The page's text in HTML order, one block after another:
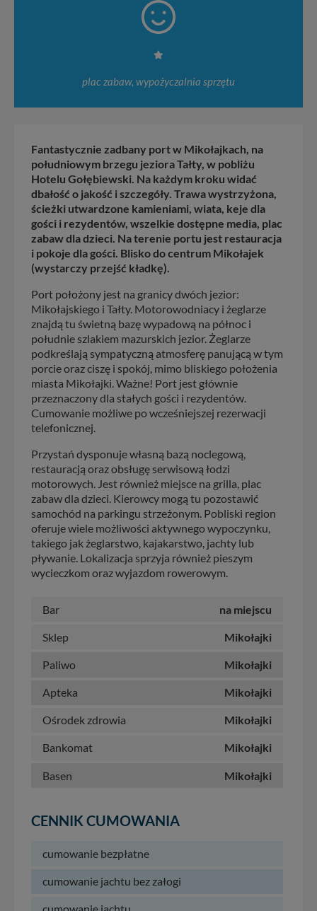
plac zabaw, wypożyczalnia sprzętu
Fantastycznie zadbany port w Mikołajkach, na
południowym brzegu jeziora Tałty, w pobliżu
Hotelu Gołębiewski. Na każdym kroku widać
dbałość o jakość i szczegóły. Trawa wystrzyżona,
ścieżki utwardzone kamieniami, wiata, keje dla
gości i rezydentów, wszelkie dostępne media, plac
zabaw dla dzieci. Na terenie portu jest restauracja
i pokoje dla gości. Blisko do centrum Mikołajek
(wystarczy przejść kładkę).
Port położony jest na granicy dwóch jezior:
Mikołajskiego i Tałty. Motorowodniacy i żeglarze
znajdą tu świetną bazę wypadową na północ i
południe szlakiem mazurskich jezior. Żeglarze
podkreślają sympatyczną atmosferę panującą w tym
porcie oraz ciszę i spokój, mimo bliskiego położenia
miasta Mikołajki. Ważne! Port jest głównie
przeznaczony dla stałych gości i rezydentów.
Cumowanie możliwe po wcześniejszej rezerwacji
telefonicznej.
Przystań dysponuje własną bazą noclegową,
restauracją oraz obsługę serwisową łodzi
motorowych. Jest również miejsce na grilla, plac
zabaw dla dzieci. Kierowcy mogą tu pozostawić
samochód na parkingu strzeżonym. Pobliski region
oferuje wiele możliwości aktywnego wypoczynku,
takiego jak żeglarstwo, kajakarstwo, jachty lub
pływanie. Lokalizacja sprzyja również pieszym
wycieczkom oraz wyjazdom rowerowym.
Bar na miejscu
Sklep Mikołajki
Paliwo Mikołajki
Apteka Mikołajki
Ośrodek zdrowia Mikołajki
Bankomat Mikołajki
Basen Mikołajki
CENNIK CUMOWANIA
cumowanie bezpłatne
cumowanie jachtu bez załogi